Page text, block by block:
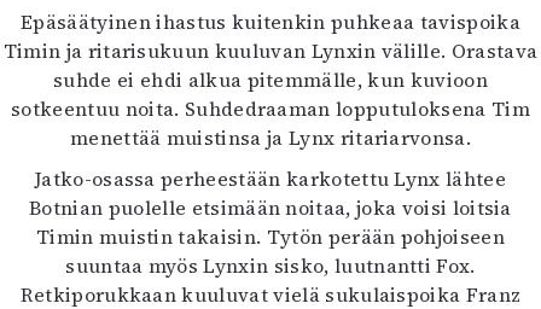
Info
Tilaus ja irtonumerot
Yhteistyössä
Toimitus
Mediatiedot
Kaltio ry
Epäsäätyinen ihastus kuitenkin puhkeaa tavispoika
Timin ja ritarisukuun kuuluvan Lynxin välille. Orastava
suhde ei ehdi alkua pitemmälle, kun kuvioon
sotkeentuu noita. Suhdedraaman lopputuloksena Tim
menettää muistinsa ja Lynx ritariarvonsa.
Jatko-osassa perheestään karkotettu Lynx lähtee
Botnian puolelle etsimään noitaa, joka voisi loitsia
Timin muistin takaisin. Tytön perään pohjoiseen
suuntaa myös Lynxin sisko, luutnantti Fox.
Retkiporukkaan kuuluvat vielä sukulaispoika Franz